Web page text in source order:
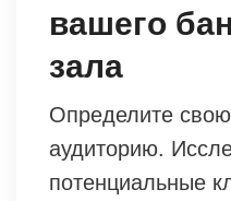
вашего
зала
Определите
аудиторию.
потенциальные